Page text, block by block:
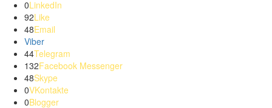
0LinkedIn
92Like
48Email
Viber
44Telegram
132Facebook Messenger
48Skype
0VKontakte
0Blogger